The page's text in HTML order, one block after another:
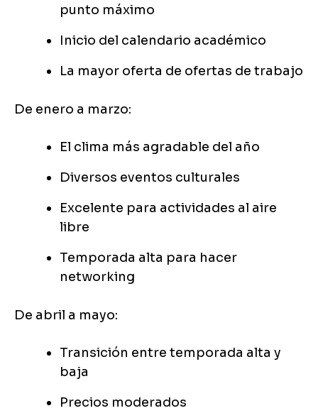
punto máximo
Inicio del calendario académico
La mayor oferta de ofertas de trabajo
De enero a marzo:
El clima más agradable del año
Diversos eventos culturales
Excelente para actividades al aire
libre
Temporada alta para hacer
networking
De abril a mayo:
Transición entre temporada alta y
baja
Precios moderados